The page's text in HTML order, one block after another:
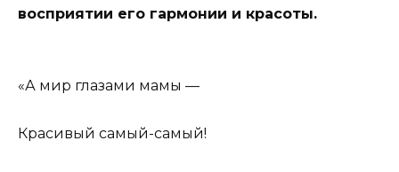
восприятии его гармонии и красоты.
«А мир глазами мамы —
Красивый самый-самый!